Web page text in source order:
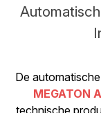
De
MEGATON
technische